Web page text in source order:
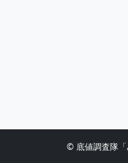
© 底値調査隊「